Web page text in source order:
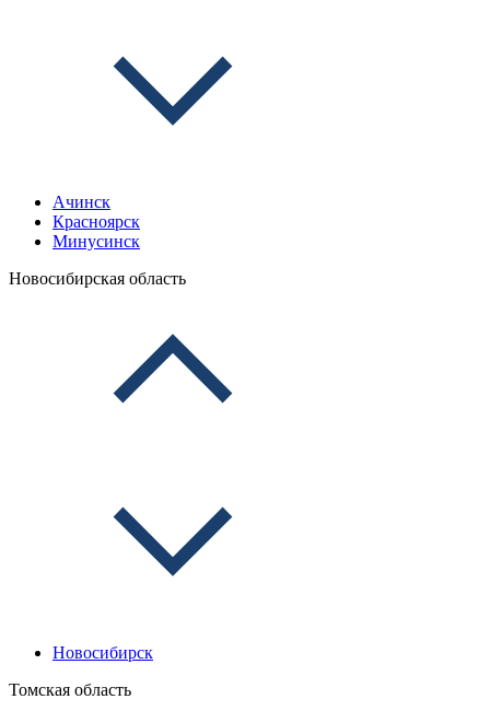
Ачинск
Красноярск
Минусинск
Новосибирская область
Новосибирск
Томская область